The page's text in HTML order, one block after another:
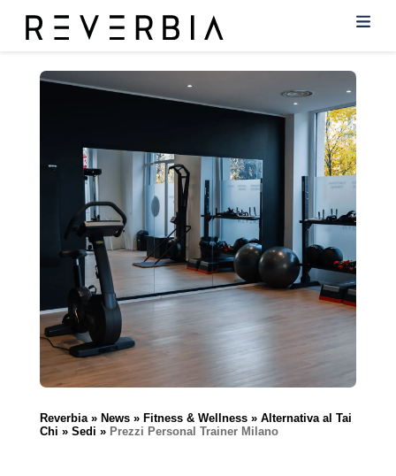
Reverbia News Fitness & Wellness
Alternativa al Tai
Chi
Sedi Prezzi Personal Trainer Milano